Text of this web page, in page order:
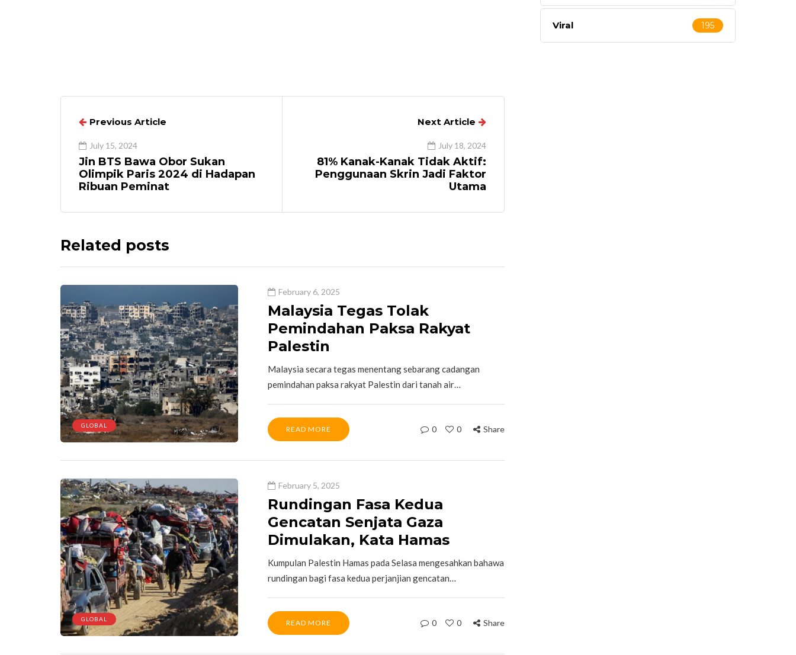
Viral 195
Previous Article
July 15, 2024
Jin BTS Bawa Obor Sukan
Olimpik Paris 2024 di Hadapan
Ribuan Peminat
Next Article
July 18, 2024
81% Kanak-Kanak Tidak Aktif:
Penggunaan Skrin Jadi Faktor
Utama
Related posts
GLOBAL
February 6, 2025
Malaysia Tegas Tolak
Pemindahan Paksa Rakyat
Palestin
Malaysia secara tegas menentang sebarang cadangan
pemindahan paksa rakyat Palestin dari tanah air…
READ MORE 0 0 Share
GLOBAL
February 5, 2025
Rundingan Fasa Kedua
Gencatan Senjata Gaza
Dimulakan, Kata Hamas
Kumpulan Palestin Hamas pada Selasa mengesahkan bahawa
rundingan bagi fasa kedua perjanjian gencatan…
READ MORE 0 0 Share